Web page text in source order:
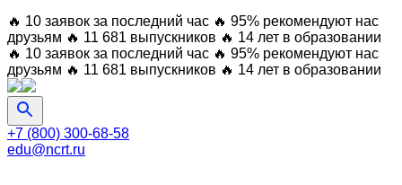
🔥 10 заявок за последний час 🔥 95% рекомендуют нас
друзьям 🔥 11 681 выпускников 🔥 14 лет в образовании
🔥 10 заявок за последний час 🔥 95% рекомендуют нас
друзьям 🔥 11 681 выпускников 🔥 14 лет в образовании
+7 (800) 300-68-58
edu@ncrt.ru